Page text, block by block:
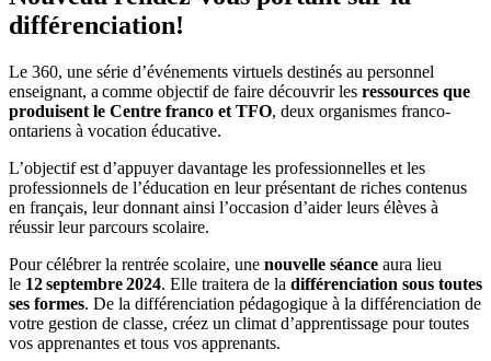
différenciation!
Le 360, une série d’événements virtuels destinés au personnel
enseignant, a comme objectif de faire découvrir les ressources que
produisent le Centre franco et TFO, deux organismes franco-
ontariens à vocation éducative.
L’objectif est d’appuyer davantage les professionnelles et les
professionnels de l’éducation en leur présentant de riches contenus
en français, leur donnant ainsi l’occasion d’aider leurs élèves à
réussir leur parcours scolaire.
Pour célébrer la rentrée scolaire, une nouvelle séance aura lieu
le 12septembre2024. Elle traitera de la différenciation sous toutes
ses formes. De la différenciation pédagogique à la différenciation de
votre gestion de classe, créez un climat d’apprentissage pour toutes
vos apprenantes et tous vos apprenants.